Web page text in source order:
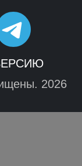
2026